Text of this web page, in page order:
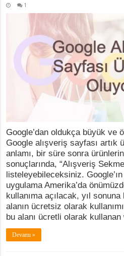
1
Google’dan oldukça büyük ve
Google alışveriş sayfası artık
anlamı, bir süre sonra
sonuçlarında, “Alışveriş
listeleyebileceksiniz.
uygulama Amerika’da
kullanıma açılacak, yıl
alanın ücretsiz olarak
bu alanı ücretli olarak
Devamı »